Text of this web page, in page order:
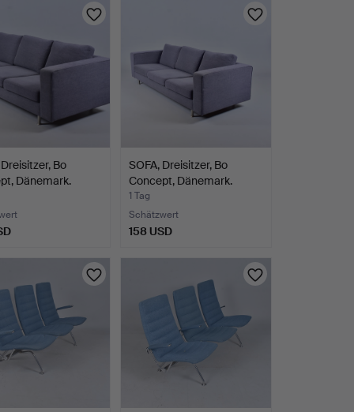
Bo
Dänemark.
SOFA, Dreisitzer, Bo
Concept, Dänemark.
1 Tag
Schätzwert
158 USD